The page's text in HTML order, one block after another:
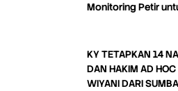
Monitoring Petir
KY TETAPKAN 14
DAN HAKIM AD
WIYANI DARI